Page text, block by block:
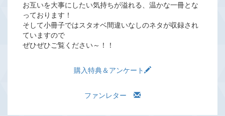
お互いを大事にしたい気持ちが溢れる、温かな一冊とな
っております！
そして小冊子ではスタオベ間違いなしのネタが収録され
ていますので
ぜひぜひご覧ください～！！
購入特典＆アンケート
ファンレター